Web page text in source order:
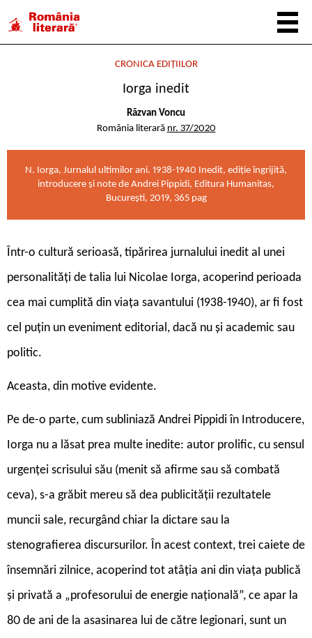
CRONICA EDIȚIILOR
Iorga inedit
Răzvan Voncu
România literară nr. 37/2020
N. Iorga, Jurnalul ultimilor ani. 1938-1940 Inedit, ediție îngrijită,
introducere și note de Andrei Pippidi, Editura Humanitas,
București, 2019, 365 pag
Într-o cultură serioasă, tipărirea jurnalului inedit al unei
personalități de talia lui Nicolae Iorga, acoperind perioada
cea mai cumplită din viața savantului (1938-1940), ar fi fost
cel puțin un eveniment editorial, dacă nu și academic sau
politic.
Aceasta, din motive evidente.
Pe de-o parte, cum subliniază Andrei Pippidi în Introducere,
Iorga nu a lăsat prea multe inedite: autor prolific, cu sensul
urgenței scrisului său (menit să afirme sau să combată
ceva), s-a grăbit mereu să dea publicității rezultatele
muncii sale, recurgând chiar la dictare sau la
stenografierea discursurilor. În acest context, trei caiete de
însemnări zilnice, acoperind tot atâția ani din viața publică
și privată a „profesorului de energie națională”, ce apar la
80 de ani de la asasinarea lui de către legionari, sunt un